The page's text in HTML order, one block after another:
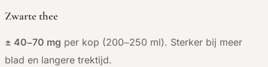
Zwarte thee
± 40–70 mg per kop (200–250 ml). Sterker bij meer
blad en langere trektijd.